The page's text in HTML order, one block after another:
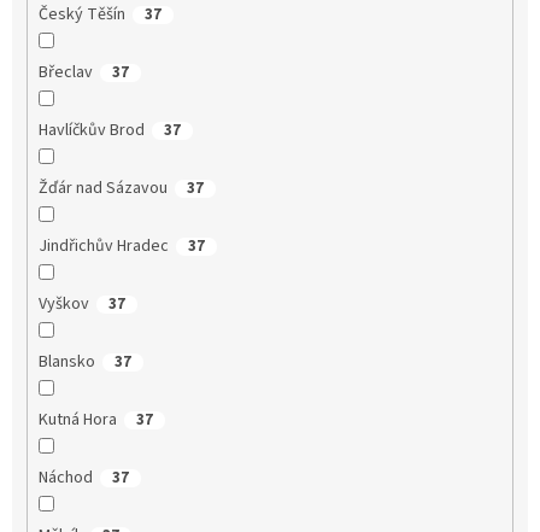
Český Těšín 37
Břeclav 37
Havlíčkův Brod 37
Žďár nad Sázavou 37
Jindřichův Hradec 37
Vyškov 37
Blansko 37
Kutná Hora 37
Náchod 37